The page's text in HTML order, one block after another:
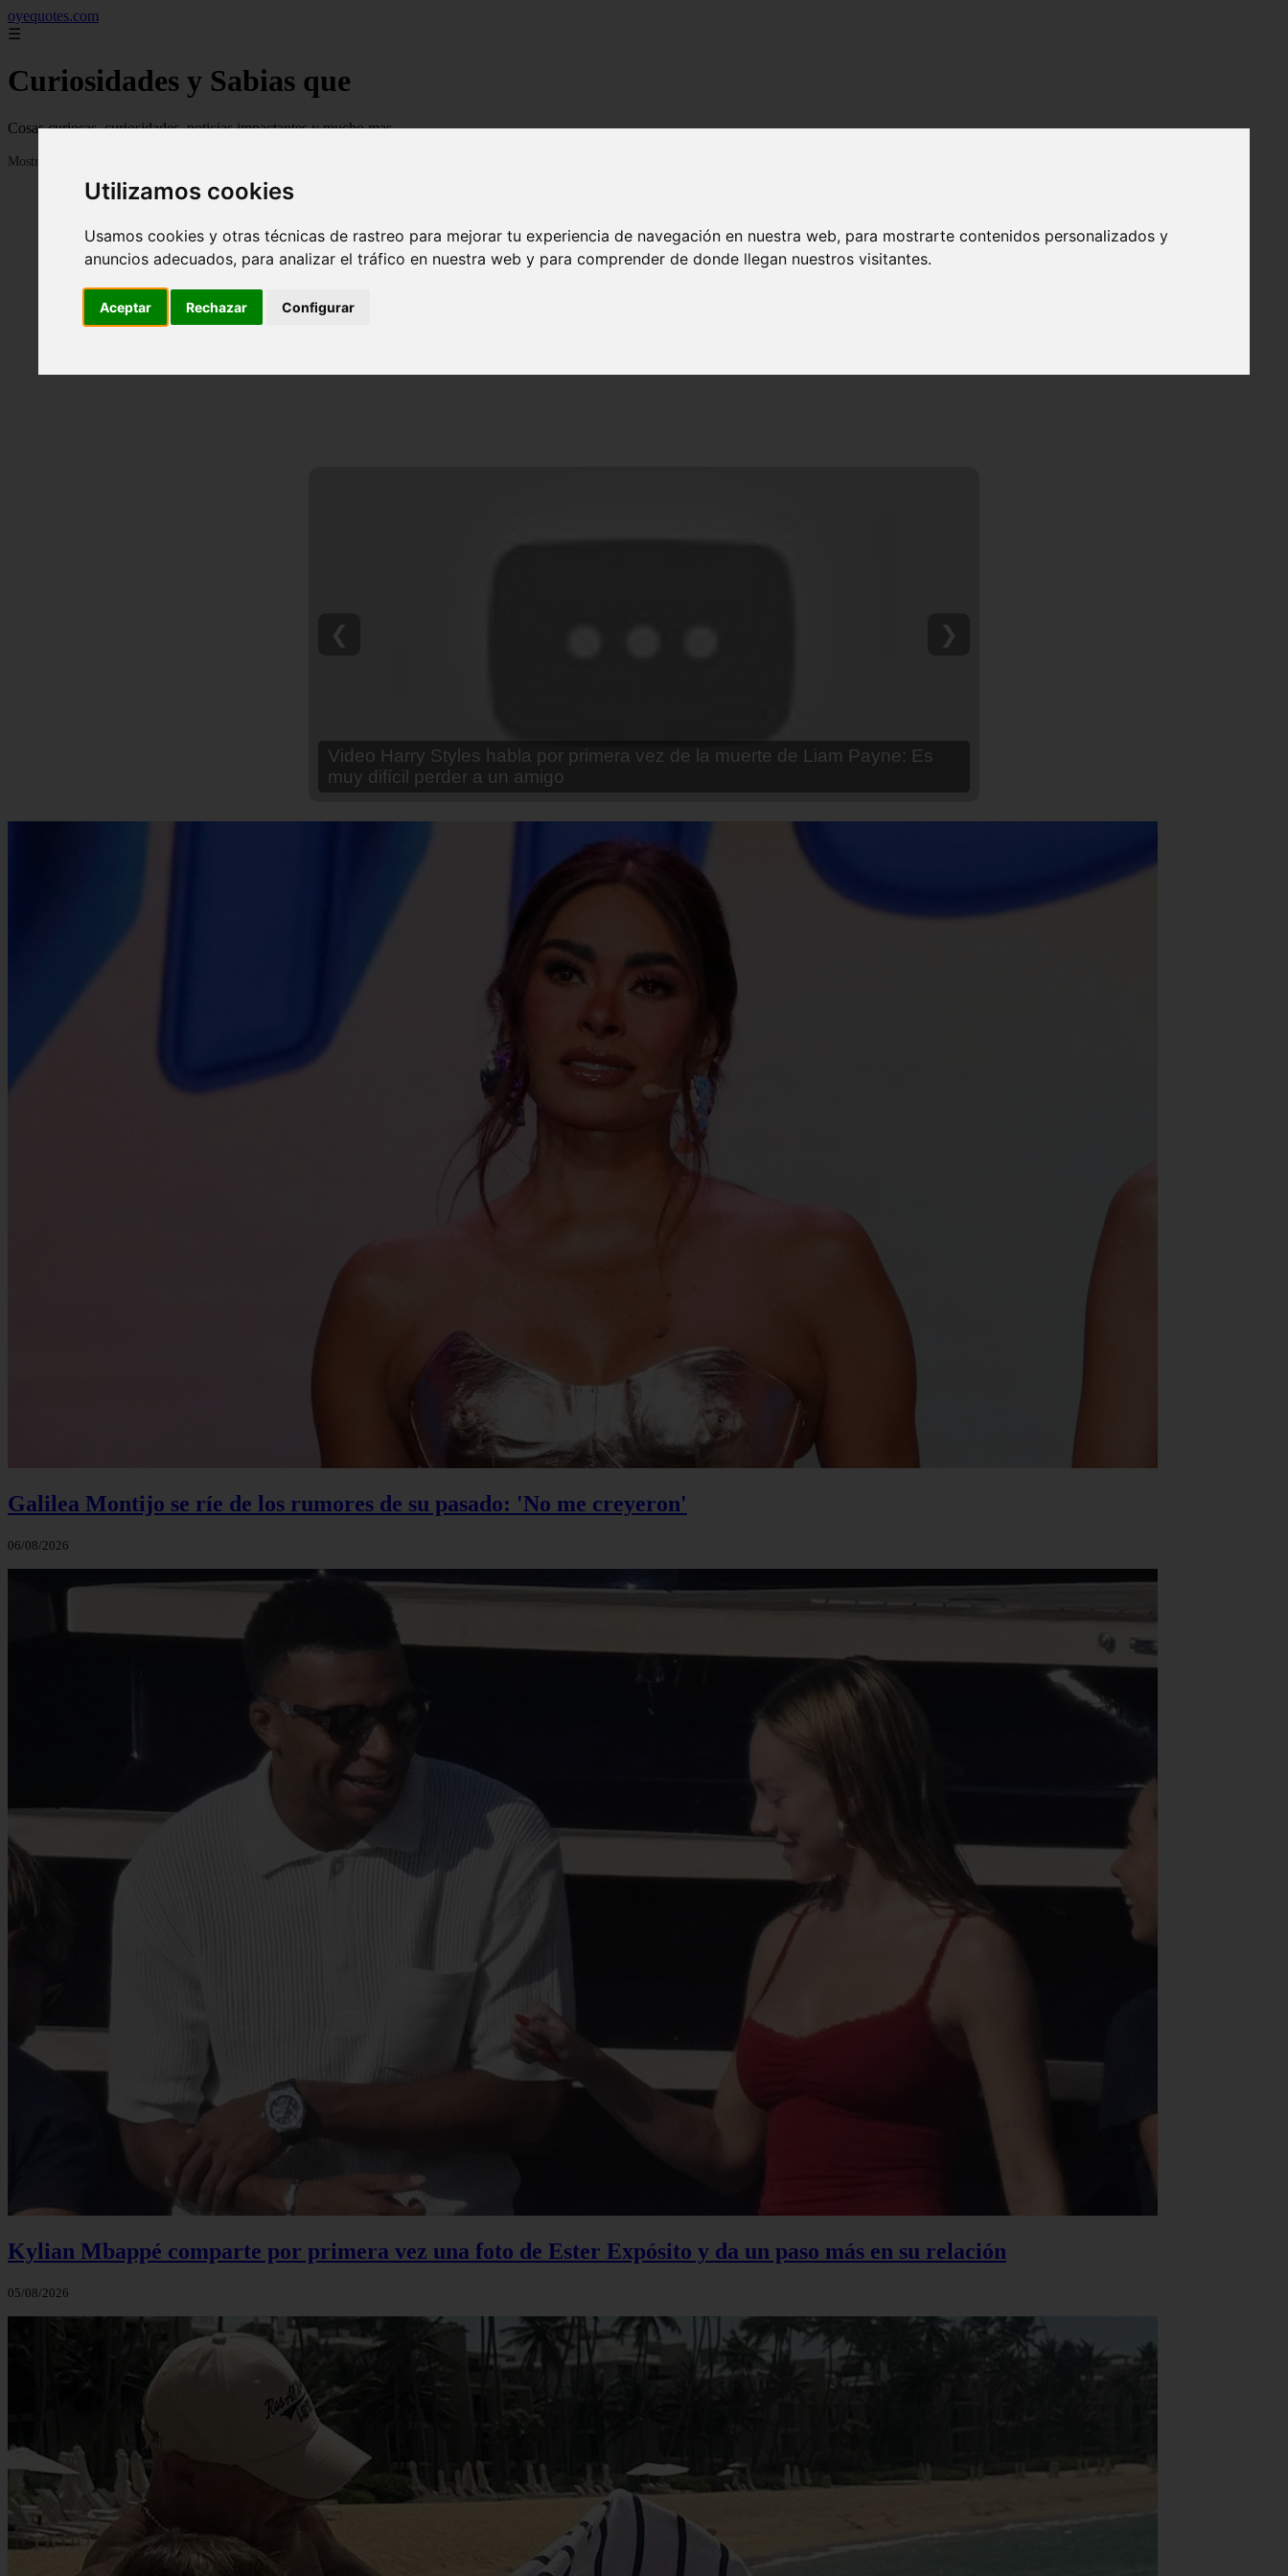
Utilizamos cookies
Usamos cookies y otras técnicas de rastreo para mejorar tu experiencia de navegación en nuestra web, para mostrarte contenidos personalizados y
anuncios adecuados, para analizar el tráfico en nuestra web y para comprender de donde llegan nuestros visitantes.
Aceptar Rechazar Configurar
oyequotes.com
☰
Curiosidades y Sabias que
Cosas curiosas, curiosidades, noticias impactantes y mucho mas
Mostrando 1 - 24 de 2834 artículos
Video Ana Brenda Contreras y la firme promesa que le hizo a su hija Aria
❮ ❯
Galilea Montijo se ríe de los rumores de su pasado: 'No me creyeron'
06/08/2026
Kylian Mbappé comparte por primera vez una foto de Ester Expósito y da un paso más en su relación
05/08/2026